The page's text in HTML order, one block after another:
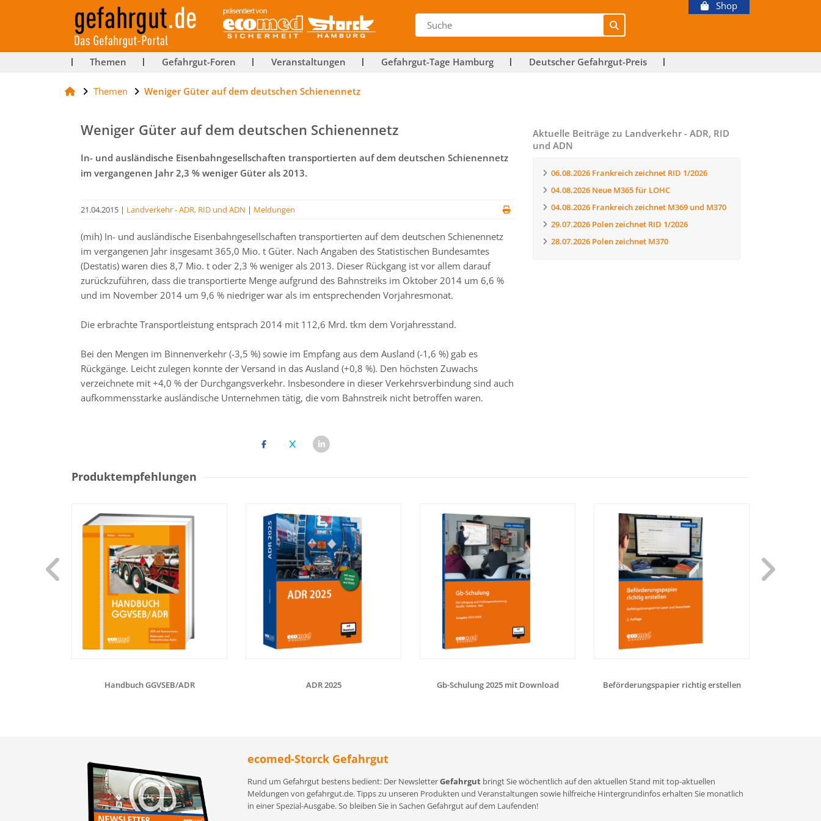
Shop
Themen Gefahrgut-Foren Veranstaltungen Gefahrgut-Tage Hamburg Deutscher Gefahrgut-Preis
Themen Weniger Güter auf dem deutschen Schienennetz
Weniger Güter auf dem deutschen Schienennetz
In- und ausländische Eisenbahngesellschaften transportierten auf dem deutschen Schienennetz
im vergangenen Jahr 2,3 % weniger Güter als 2013.
21.04.2015 | Landverkehr - ADR, RID und ADN | Meldungen
(mih) In- und ausländische Eisenbahngesellschaften transportierten auf dem deutschen Schienennetz
im vergangenen Jahr insgesamt 365,0 Mio. t Güter. Nach Angaben des Statistischen Bundesamtes
(Destatis) waren dies 8,7 Mio. t oder 2,3 % weniger als 2013. Dieser Rückgang ist vor allem darauf
zurückzuführen, dass die transportierte Menge aufgrund des Bahnstreiks im Oktober 2014 um 6,6 %
und im November 2014 um 9,6 % niedriger war als im entsprechenden Vorjahresmonat.
Die erbrachte Transportleistung entsprach 2014 mit 112,6 Mrd. tkm dem Vorjahresstand.
Bei den Mengen im Binnenverkehr (-3,5 %) sowie im Empfang aus dem Ausland (-1,6 %) gab es
Rückgänge. Leicht zulegen konnte der Versand in das Ausland (+0,8 %). Den höchsten Zuwachs
verzeichnete mit +4,0 % der Durchgangsverkehr. Insbesondere in dieser Verkehrsverbindung sind auch
aufkommensstarke ausländische Unternehmen tätig, die vom Bahnstreik nicht betroffen waren.
Aktuelle Beiträge zu Landverkehr - ADR, RID
und ADN
06.08.2026 Frankreich zeichnet RID 1/2026
04.08.2026 Neue M365 für LOHC
04.08.2026 Frankreich zeichnet M369 und M370
29.07.2026 Polen zeichnet RID 1/2026
28.07.2026 Polen zeichnet M370
Produktempfehlungen
Handbuch GGVSEB/ADR ADR 2025 Gb-Schulung 2025 mit Download Beförderungspapier richtig erstellen
ecomed-Storck Gefahrgut
Rund um Gefahrgut bestens bedient: Der NewsletterGefahrgut bringt Sie wöchentlich auf den aktuellen Stand mit top-aktuellen
Meldungen von gefahrgut.de. Tipps zu unseren Produkten und Veranstaltungen sowie hilfreiche Hintergrundinfos erhalten Sie monatlich
in einer Spezial-Ausgabe. So bleiben Sie in Sachen Gefahrgut auf dem Laufenden!